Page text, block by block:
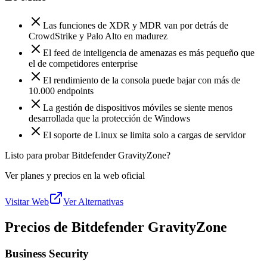
Las funciones de XDR y MDR van por detrás de
CrowdStrike y Palo Alto en madurez
El feed de inteligencia de amenazas es más pequeño que
el de competidores enterprise
El rendimiento de la consola puede bajar con más de
10.000 endpoints
La gestión de dispositivos móviles se siente menos
desarrollada que la protección de Windows
El soporte de Linux se limita solo a cargas de servidor
Listo para probar Bitdefender GravityZone?
Ver planes y precios en la web oficial
Visitar Web Ver Alternativas
Precios de Bitdefender GravityZone
Business Security